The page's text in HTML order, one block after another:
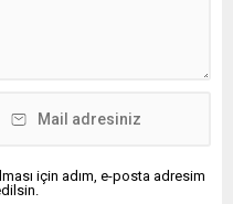
için adım, e-posta adresim